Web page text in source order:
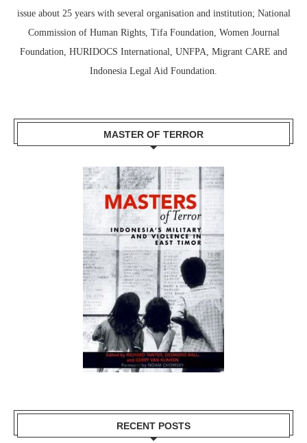
issue about 25 years with several organisation and institution; National
Commission of Human Rights, Tifa Foundation, Women Journal
Foundation, HURIDOCS International, UNFPA, Migrant CARE and
Indonesia Legal Aid Foundation.
MASTER OF TERROR
RECENT POSTS